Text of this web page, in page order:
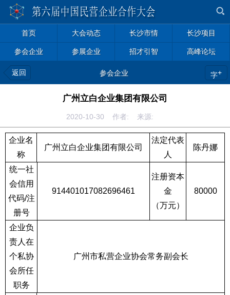
首页 大会动态 长沙市情 长沙项目
参会企业 参展企业 招才引智 高峰论坛
返回 参会企业 字+
广州立白企业集团有限公司
2020-10-30 作者: 来源:
企业名
称
广州立白企业集团有限公司
法定代表
人
陈丹娜
统一社
会信用
代码/注
册号
914401017082696461
注册资本
金
（万元）
80000
企业负
责人在
个私协
会所任
职务
广州市私营企业协会常务副会长